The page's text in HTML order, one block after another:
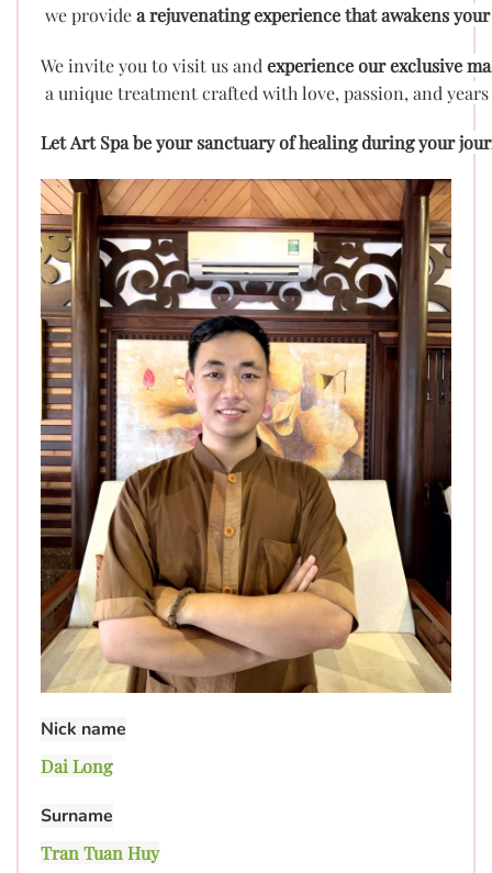
we providea rejuvenating experience that awakens
We invite you to visit us and experience our exclusive
a unique treatment crafted with love, passion, and
Let Art Spa be your sanctuary of healing during your
Nick name
Dai Long
Surname
Tran Tuan Huy